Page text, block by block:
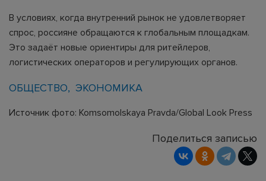
В условиях, когда внутренний рынок не удовлетворяет
спрос, россияне обращаются к глобальным площадкам.
Это задаёт новые ориентиры для ритейлеров,
логистических операторов и регулирующих органов.
ОБЩЕСТВО ЭКОНОМИКА
Источник фото: Komsomolskaya Pravda/Global Look Press
Поделиться записью